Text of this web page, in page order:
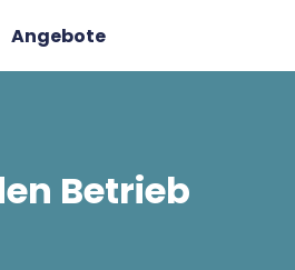
Angebote
Betrieb